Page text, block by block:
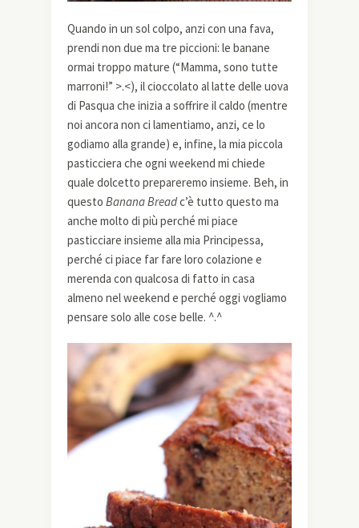
Quando in un sol colpo, anzi con una fava,
prendi non due ma tre piccioni: le banane
ormai troppo mature (“Mamma, sono tutte
marroni!” >.<), il cioccolato al latte delle uova
di Pasqua che inizia a soffrire il caldo (mentre
noi ancora non ci lamentiamo, anzi, ce lo
godiamo alla grande) e, infine, la mia piccola
pasticciera che ogni weekend mi chiede
quale dolcetto prepareremo insieme. Beh, in
questo Banana Breadc’è tutto questo ma
anche molto di più perché mi piace
pasticciare insieme alla mia Principessa,
perché ci piace far fare loro colazione e
merenda con qualcosa di fatto in casa
almeno nel weekend e perché oggi vogliamo
pensare solo alle cose belle. ^.^